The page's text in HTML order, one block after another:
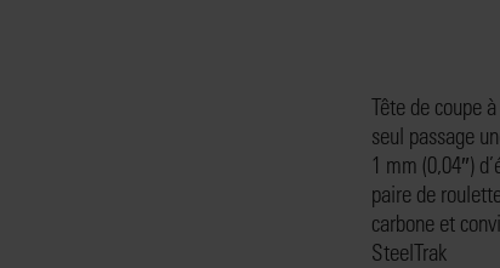
Tête de coupe
seul passage
1 mm (0,04″)
paire de
carbone et
SteelTrak